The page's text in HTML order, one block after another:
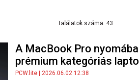
Találatok száma: 43
A MacBook Pro
prémium kategóriás
PCW.lite | 2026.06.02 12:38